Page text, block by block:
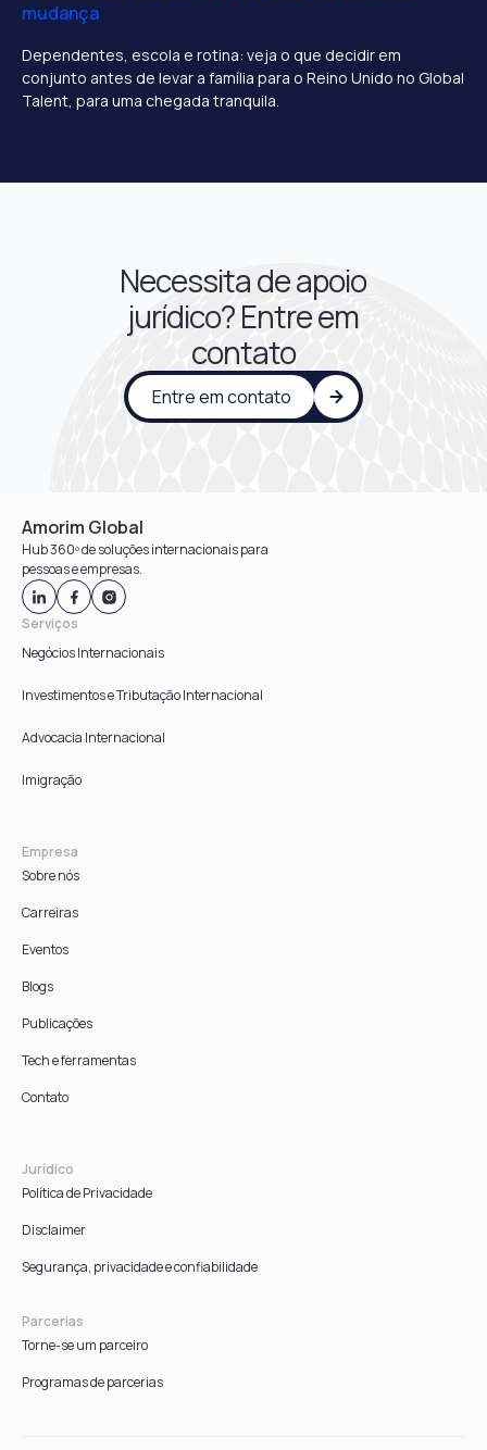
mudança
Dependentes, escola e rotina: veja o que decidir em
conjunto antes de levar a família para o Reino Unido no Global
Talent, para uma chegada tranquila.
Necessita de apoio
jurídico? Entre em
contato
Entre em contato
Amorim Global
Hub 360º de soluções internacionais para
pessoas e empresas.
Serviços
Negócios Internacionais
Investimentos e Tributação Internacional
Advocacia Internacional
Imigração
Empresa
Sobre nós
Carreiras
Eventos
Blogs
Publicações
Tech e ferramentas
Contato
Jurídico
Política de Privacidade
Disclaimer
Segurança, privacidade e confiabilidade
Parcerias
Torne-se um parceiro
Programas de parcerias